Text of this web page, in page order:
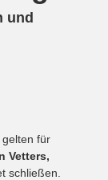
und
für
Vetters,
schließen.